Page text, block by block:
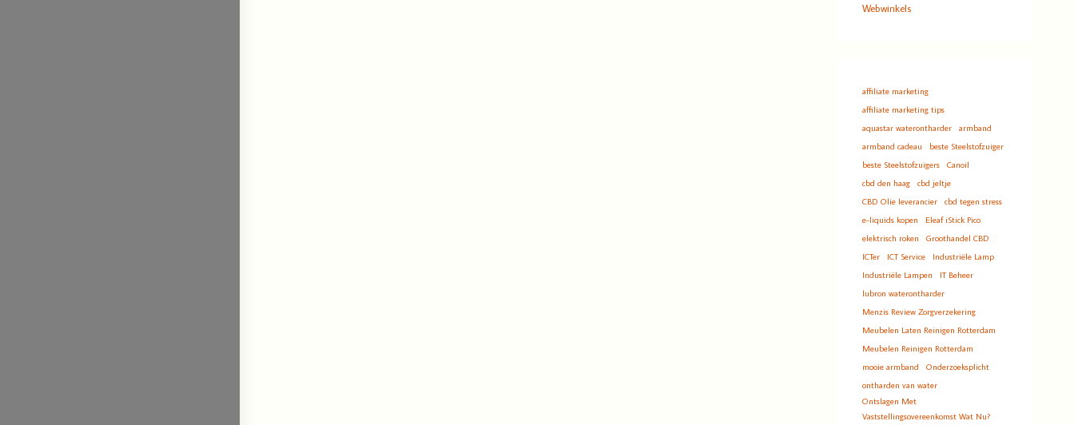
Webwinkels
affiliate marketing
affiliate marketing tips
aquastar waterontharder
armband
armband cadeau
beste Steelstofzuiger
beste Steelstofzuigers
Canoil
cbd den haag
cbd jeltje
CBD Olie leverancier
cbd tegen stress
e-liquids kopen
Eleaf iStick Pico
elektrisch roken
Groothandel CBD
ICTer
ICT Service
Industriële Lamp
Industriële Lampen
IT Beheer
lubron waterontharder
Menzis Review Zorgverzekering
Meubelen Laten Reinigen Rotterdam
Meubelen Reinigen Rotterdam
mooie armband
Onderzoeksplicht
ontharden van water
Ontslagen Met
Vaststellingsovereenkomst Wat Nu?